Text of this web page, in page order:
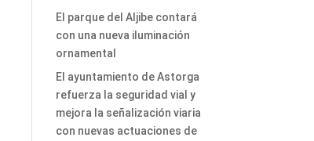
El parque del Aljibe contará
con una nueva iluminación
ornamental
El ayuntamiento de Astorga
refuerza la seguridad vial y
mejora la señalización viaria
con nuevas actuaciones de